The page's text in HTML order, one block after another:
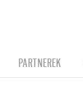
PARTNEREK